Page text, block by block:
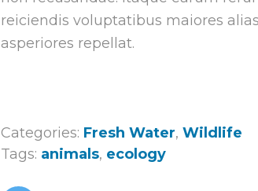
reiciendis voluptatibus maiores
asperiores repellat.
Categories: Fresh Water, Wildlife
Tags: animals, ecology